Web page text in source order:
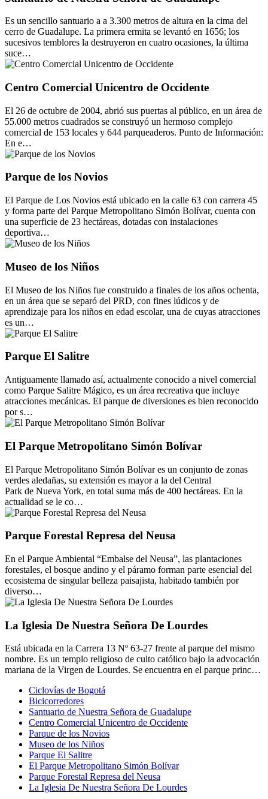
Es un sencillo santuario a a 3.300 metros de altura en la cima del
cerro de Guadalupe. La primera ermita se levantó en 1656; los
sucesivos temblores la destruyeron en cuatro ocasiones, la última
suce…
Centro Comercial Unicentro de Occidente
El 26 de octubre de 2004, abrió sus puertas al público, en un área de
55.000 metros cuadrados se construyó un hermoso complejo
comercial de 153 locales y 644 parqueaderos. Punto de Información:
En e…
Parque de los Novios
El Parque de Los Novios está ubicado en la calle 63 con carrera 45
y forma parte del Parque Metropolitano Simón Bolívar, cuenta con
una superficie de 23 hectáreas, dotadas con instalaciones
deportiva…
Museo de los Niños
El Museo de los Niños fue construido a finales de los años ochenta,
en un área que se separó del PRD, con fines lúdicos y de
aprendizaje para los niños en edad escolar, una de cuyas atracciones
es un…
Parque El Salitre
Antiguamente llamado así, actualmente conocido a nivel comercial
como Parque Salitre Mágico, es un área recreativa que incluye
atracciones mecánicas. El parque de diversiones es bien reconocido
por s…
El Parque Metropolitano Simón Bolívar
El Parque Metropolitano Simón Bolívar es un conjunto de zonas
verdes aledañas, su extensión es mayor a la del Central
Park de Nueva York, en total suma más de 400 hectáreas. En la
actualidad se le co…
Parque Forestal Represa del Neusa
En el Parque Ambiental “Embalse del Neusa”, las plantaciones
forestales, el bosque andino y el páramo forman parte esencial del
ecosistema de singular belleza paisajista, habitado también por
diverso…
La Iglesia De Nuestra Señora De Lourdes
Está ubicada en la Carrera 13 Nº 63-27 frente al parque del mismo
nombre. Es un templo religioso de culto católico bajo la advocación
mariana de la Virgen de Lourdes. Se encuentra en el parque princ…
Ciclovías de Bogotá
Bicicorredores
Santuario de Nuestra Señora de Guadalupe
Centro Comercial Unicentro de Occidente
Parque de los Novios
Museo de los Niños
Parque El Salitre
El Parque Metropolitano Simón Bolívar
Parque Forestal Represa del Neusa
La Iglesia De Nuestra Señora De Lourdes